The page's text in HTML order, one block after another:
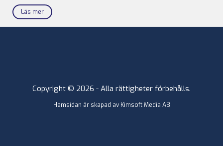
Läs mer
Copyright © 2026 - Alla rättigheter förbehålls.
Hemsidan är skapad av Kimsoft Media AB